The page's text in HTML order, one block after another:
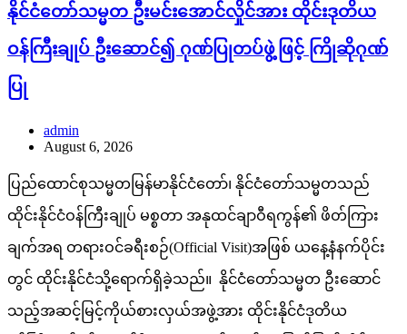
နိုင်ငံတော်သမ္မတ ဦးမင်းအောင်လှိုင်အား ထိုင်းဒုတိယ
ဝန်ကြီးချုပ် ဦးဆောင်၍ ဂုဏ်ပြုတပ်ဖွဲ့ဖြင့် ကြိုဆိုဂုဏ်
ပြု
admin
August 6, 2026
ပြည်ထောင်စုသမ္မတမြန်မာနိုင်ငံတော်၊ နိုင်ငံတော်သမ္မတသည်
ထိုင်းနိုင်ငံဝန်ကြီးချုပ် မစ္စတာ အနုထင်ချာဝီရကွန်၏ ဖိတ်ကြား
ချက်အရ တရားဝင်ခရီးစဉ်(Official Visit)အဖြစ် ယနေ့နံနက်ပိုင်း
တွင် ထိုင်းနိုင်ငံသို့ရောက်ရှိခဲ့သည်။ နိုင်ငံတော်သမ္မတ ဦးဆောင်
သည့်အဆင့်မြင့်ကိုယ်စားလှယ်အဖွဲ့အား ထိုင်းနိုင်ငံဒုတိယ